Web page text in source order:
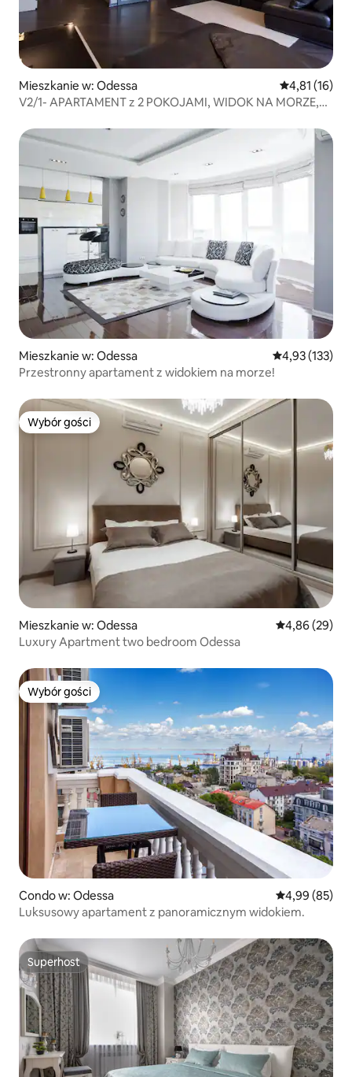
Mieszkanie w: Odessa Średnia
4,81 (16)
V2/1- APARTAMENT z 2 POKOJAMI, WIDOK NA MORZE,
Mieszkanie w: Odessa Średnia
4,93 (133)
Przestronny apartament z widokiem na morze!
Wybór gości
Wybór gości
Mieszkanie w: Odessa Średnia
4,86 (29)
Luxury Apartment two bedroom Odessa
Wybór gości
Wybór gości
Condo w: Odessa Średnia
4,99 (85)
Luksusowy apartament z panoramicznym widokiem.
Superhost
Superhost